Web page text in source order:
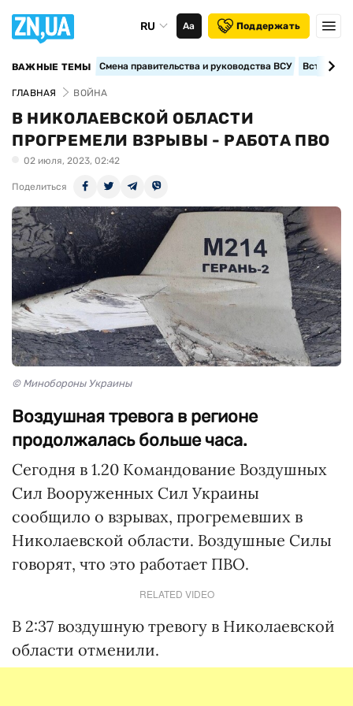
RU Аа Поддержать
ВАЖНЫЕ ТЕМЫ Смена правительства и руководства ВСУ
ГЛАВНАЯ ВОЙНА
В НИКОЛАЕВСКОЙ ОБЛАСТИ
ПРОГРЕМЕЛИ ВЗРЫВЫ - РАБОТА ПВО
02 июля, 2023, 02:42
Поделиться
© Минобороны Украины
Воздушная тревога в регионе
продолжалась больше часа.
Сегодня в 1.20 Командование Воздушных
Сил Вооруженных Сил Украины
сообщило о взрывах, прогремевших в
Николаевской области. Воздушные Силы
говорят, что это работает ПВО.
RELATED VIDEO
В 2:37 воздушную тревогу в Николаевской
области отменили.